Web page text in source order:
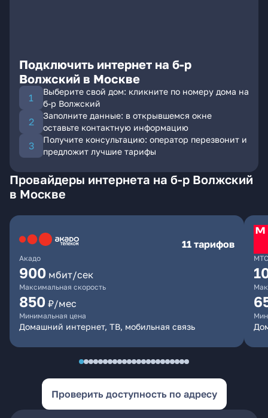
Подключить интернет на б-р
Волжский в Москве
Выберите свой дом: кликните по номеру дома на
б-р Волжский
Заполните данные: в открывшемся окне
оставьте контактную информацию
Получите консультацию: оператор перезвонит и
предложит лучшие тарифы
Провайдеры интернета на б-р Волжский
в Москве
Акадо
11 тарифов
900 мбит/сек
Максимальная скорость
850 ₽/мес
Минимальная цена
Домашний интернет, ТВ, мобильная связь
МТС
Проверить доступность по адресу